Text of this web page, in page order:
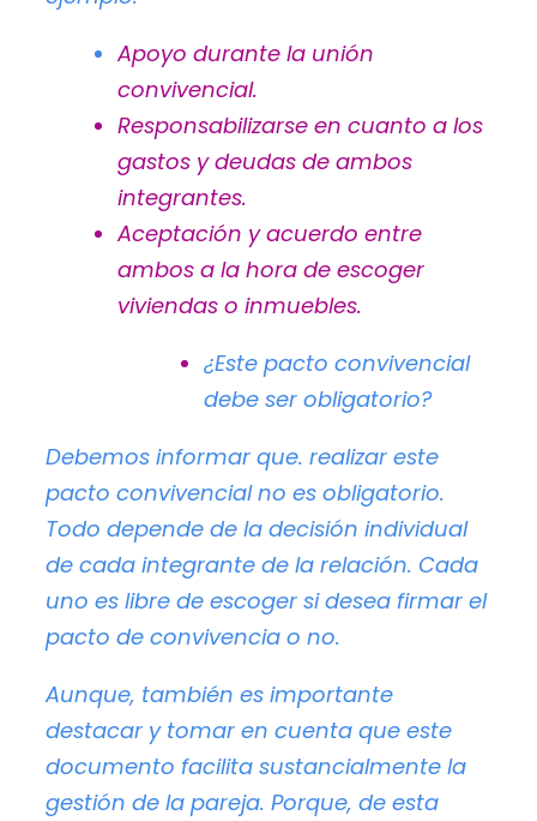
Apoyo durante la unión
convivencial.
Responsabilizarse en cuanto a los
gastos y deudas de ambos
integrantes.
Aceptación y acuerdo entre
ambos a la hora de escoger
viviendas o inmuebles.
¿Este pacto convivencial
debe ser obligatorio?
Debemos informar que. realizar este
pacto convivencialno es obligatorio.
Todo depende de la decisión individual
de cada integrante de la relación. Cada
uno es libre de escoger si desea firmar el
pacto de convivencia o no.
Aunque, también es importante
destacar y tomar en cuenta que este
documento facilita sustancialmente la
gestión de la pareja. Porque, de esta